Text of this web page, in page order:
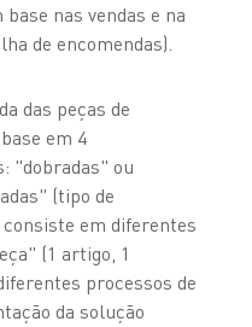
nas vendas e na
de encomendas).
das peças de
em 4
"dobradas" ou
(tipo de
em diferentes
(1 artigo, 1
processos de
da solução